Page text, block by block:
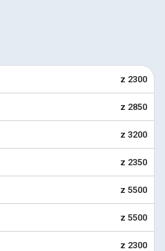
z 2300
z 2850
z 3200
z 2350
z 5500
z 5500
z 2300